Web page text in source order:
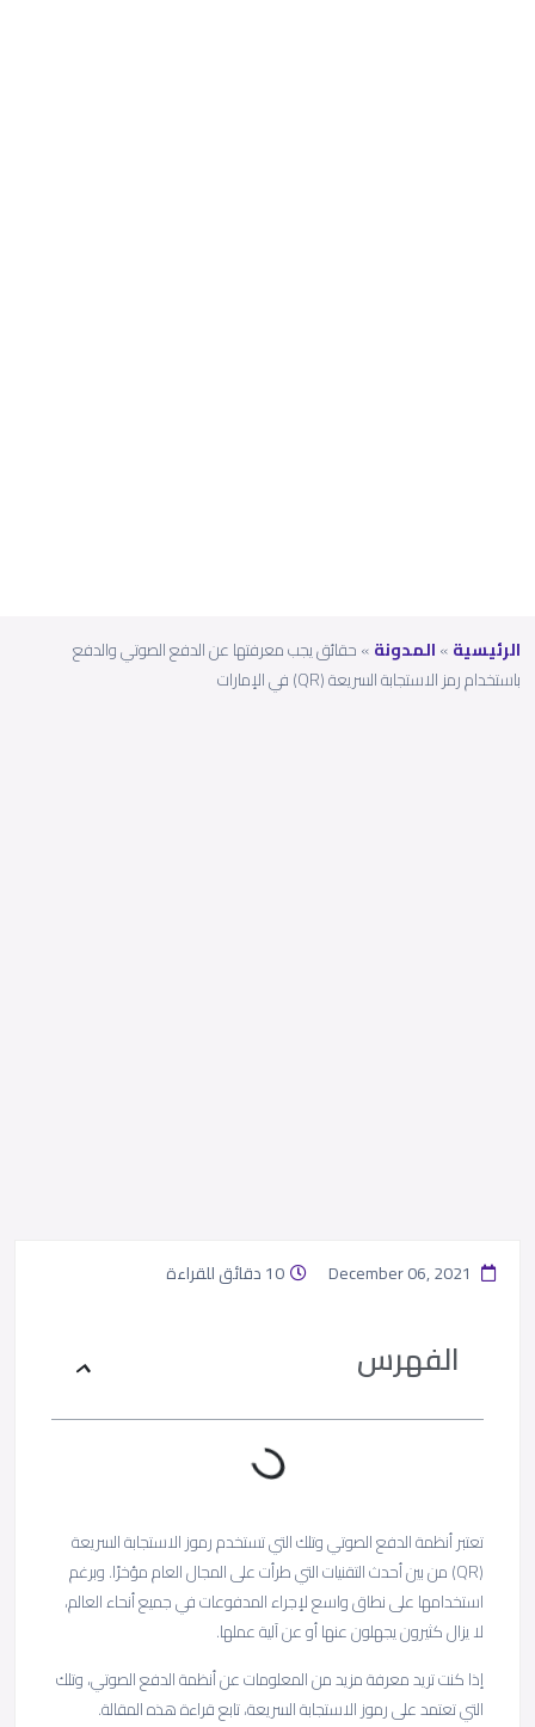
الرئيسية»المدونة»حقائق يجب معرفتها عن الدفع الصوتي والدفع
باستخدام رمز الاستجابة السريعة (QR) في الإمارات
10 دقائق للقراءة
الفهرس
تعتبر أنظمة الدفع الصوتي وتلك التي تستخدم رموز الاستجابة السريعة
(QR) من بين أحدث التقنيات التي طرأت على المجال العام مؤخرًا. وبرغم
استخدامها على نطاق واسع لإجراء المدفوعات في جميع أنحاء العالم،
لا يزال كثيرون يجهلون عنها أو عن آلية عملها.
إذا كنت تريد معرفة مزيد من المعلومات عن أنظمة الدفع الصوتي، وتلك
التي تعتمد على رموز الاستجابة السريعة، تابع قراءة هذه المقالة.